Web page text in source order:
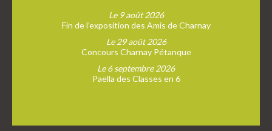
Le 9 août 2026
Fin de l’exposition des Amis de Charnay
Le 29 août 2026
Concours Charnay Pétanque
Le 6 septembre 2026
Paella des Classes en 6